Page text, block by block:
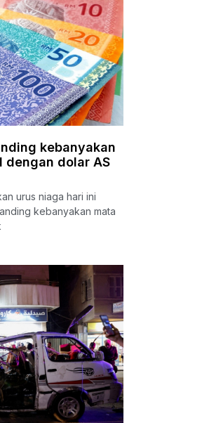
kebanyakan
dengan dolar AS
urus niaga hari ini
kebanyakan mata